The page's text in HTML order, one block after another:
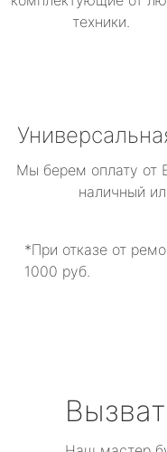
техники.
Мы берем оплату от
наличный
*При отказе от
1000 руб.